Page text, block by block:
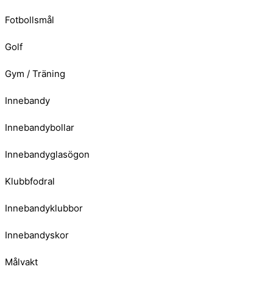
Fotbollsmål
Golf
Gym / Träning
Innebandy
Innebandybollar
Innebandyglasögon
Klubbfodral
Innebandyklubbor
Innebandyskor
Målvakt